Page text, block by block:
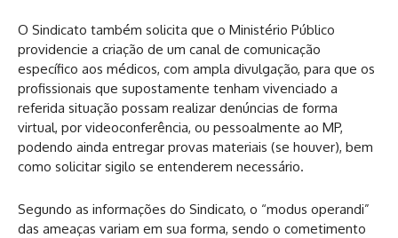
O Sindicato também solicita que o Ministério Público
providencie a criação de um canal de comunicação
específico aos médicos, com ampla divulgação, para que os
profissionais que supostamente tenham vivenciado a
referida situação possam realizar denúncias de forma
virtual, por videoconferência, ou pessoalmente ao MP,
podendo ainda entregar provas materiais (se houver), bem
como solicitar sigilo se entenderem necessário.
Segundo as informações do Sindicato, o “modus operandi”
das ameaças variam em sua forma, sendo o cometimento